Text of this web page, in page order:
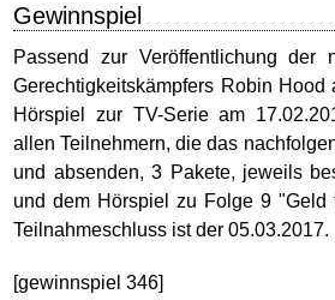
Gewinnspiel
Passend zur Veröffentlichung der
Gerechtigkeitskämpfers Robin
Hörspiel zur TV-Serie am
allen Teilnehmern, die das
und absenden, 3 Pakete, jeweils
und dem Hörspiel zu Folge 9 "Geld
Teilnahmeschluss ist der 05.03.2017.
[gewinnspiel 346]